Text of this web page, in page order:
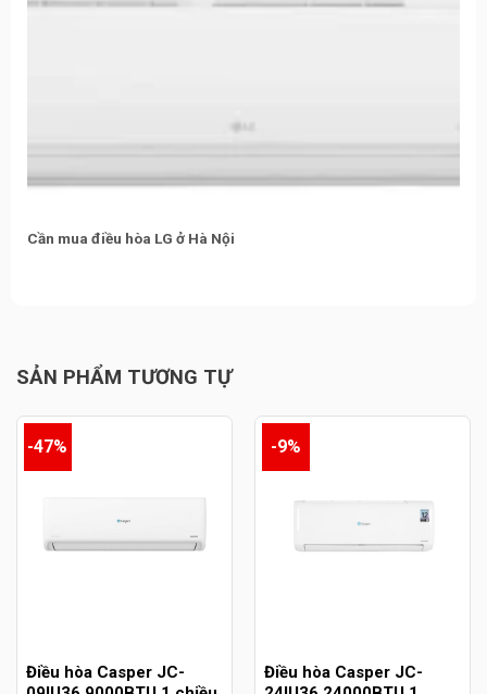
Cần mua điều hòa LG ở Hà Nội
SẢN PHẨM TƯƠNG TỰ
-47%
Điều hòa Casper JC-
-9%
Điều hòa Casper JC-